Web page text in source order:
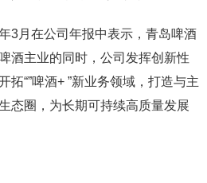
3月在公司年报中表示，青岛啤酒
酒主业的同时，公司发挥创新性
拓“”啤酒+ ”新业务领域，打造与主
态圈，为长期可持续高质量发展